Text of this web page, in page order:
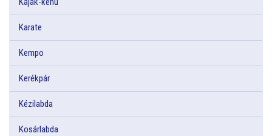
Karate
Kempo
Kerékpár
Kézilabda
Kosárlabda